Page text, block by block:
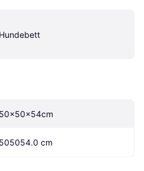
Hundebett
50×50×54cm
505054.0 cm